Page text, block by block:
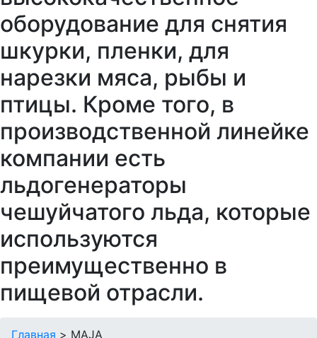
оборудование для снятия
шкурки, пленки, для
нарезки мяса, рыбы и
птицы. Кроме того, в
производственной линейке
компании есть
льдогенераторы
чешуйчатого льда, которые
используются
преимущественно в
пищевой отрасли.
Главная > MAJA